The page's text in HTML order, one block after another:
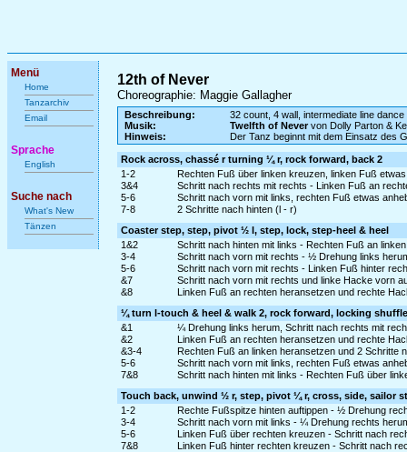
Menü
Home
Tanzarchiv
Email
Sprache
English
Suche nach
What's New
Tänzen
12th of Never
Choreographie: Maggie Gallagher
Beschreibung:
32 count, 4 wall, intermediate line dance
Musik:
Twelfth of Nevervon Dolly Parton &
Hinweis:
Der Tanz beginnt mit dem Einsatz des
Rock across, chassé r turning ¼ r, rock forward, back 2
1-2
Rechten Fuß über linken kreuzen, linken Fuß
3&4
Schritt nach rechts mit rechts - Linken Fuß an
5-6
Schritt nach vorn mit links, rechten Fuß etwas
7-8
2 Schritte nach hinten (l - r)
Coaster step, step, pivot ½ l, step, lock, step-heel & heel
1&2
Schritt nach hinten mit links - Rechten Fuß an
3-4
Schritt nach vorn mit rechts - ½ Drehung links
5-6
Schritt nach vorn mit rechts - Linken Fuß hinter
&7
Schritt nach vorn mit rechts und linke Hacke vorn
&8
Linken Fuß an rechten heransetzen und rechte
¼ turn l-touch & heel & walk 2, rock forward, locking
&1
¼ Drehung links herum, Schritt nach rechts mit
&2
Linken Fuß an rechten heransetzen und rechte
&3-4
Rechten Fuß an linken heransetzen und 2 Schritte
5-6
Schritt nach vorn mit links, rechten Fuß etwas
7&8
Schritt nach hinten mit links - Rechten Fuß über
Touch back, unwind ½ r, step, pivot ¼ r, cross, side, sailor
1-2
Rechte Fußspitze hinten auftippen - ½ Drehung
3-4
Schritt nach vorn mit links - ¼ Drehung rechts
5-6
Linken Fuß über rechten kreuzen - Schritt nach
7&8
Linken Fuß hinter rechten kreuzen - Schritt nach